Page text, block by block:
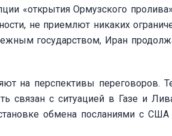
«открытия Ормузского
не приемлют никаких
государством, Иран
на перспективы переговоров.
связан с ситуацией в Газе и
обмена посланиями с США